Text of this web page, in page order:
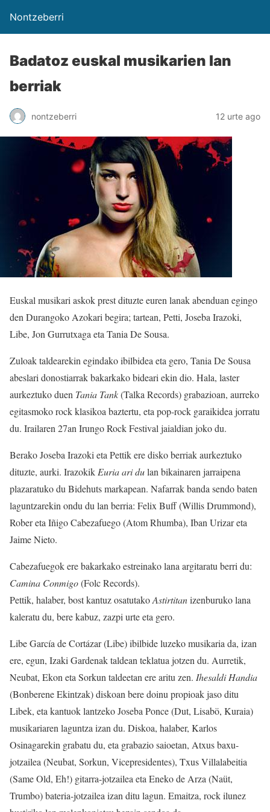
Nontzeberri
Badatoz euskal musikarien lan
berriak
nontzeberri 12 urte ago
Euskal musikari askok prest dituzte euren lanak abenduan egingo
den Durangoko Azokari begira; tartean, Petti, Joseba Irazoki,
Libe, Jon Gurrutxaga eta Tania De Sousa.
Zuloak taldearekin egindako ibilbidea eta gero, Tania De Sousa
abeslari donostiarrak bakarkako bideari ekin dio. Hala, laster
aurkeztuko duen Tania Tank(Talka Records) grabazioan, aurreko
egitasmoko rock klasikoa baztertu, eta pop-rock garaikidea jorratu
du. Irailaren 27an Irungo Rock Festival jaialdian joko du.
Berako Joseba Irazoki eta Pettik ere disko berriak aurkeztuko
dituzte, aurki. Irazokik Euria ari dulan bikainaren jarraipena
plazaratuko du Bidehuts markapean. Nafarrak banda sendo baten
laguntzarekin ondu du lan berria: Felix Buff (Willis Drummond),
Rober eta Iñigo Cabezafuego (Atom Rhumba), Iban Urizar eta
Jaime Nieto.
Cabezafuegok ere bakarkako estreinako lana argitaratu berri du:
Camina Conmigo(Folc Records).
Pettik, halaber, bost kantuz osatutakoAstirtitanizenburuko lana
kaleratu du, bere kabuz, zazpi urte eta gero.
Libe García de Cortázar (Libe) ibilbide luzeko musikaria da, izan
ere, egun, Izaki Gardenak taldean teklatua jotzen du. Aurretik,
Neubat, Ekon eta Sorkun taldeetan ere aritu zen. Ihesaldi Handia
(Bonberene Ekintzak) diskoan bere doinu propioak jaso ditu
Libek, eta kantuok lantzeko Joseba Ponce (Dut, Lisabö, Kuraia)
musikariaren laguntza izan du. Diskoa, halaber, Karlos
Osinagarekin grabatu du, eta grabazio saioetan, Atxus baxu-
jotzailea (Neubat, Sorkun, Vicepresidentes), Txus Villalabeitia
(Same Old, Eh!) gitarra-jotzailea eta Eneko de Arza (Naüt,
Trumbo) bateria-jotzailea izan ditu lagun. Emaitza, rock ilunez